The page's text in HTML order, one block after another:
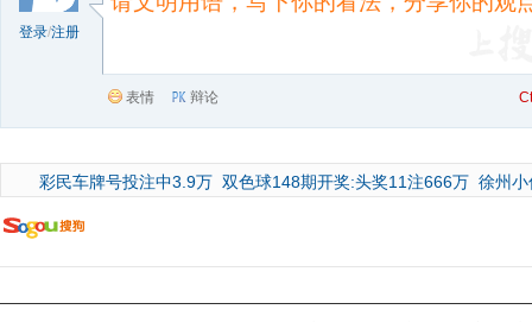
登录/注册
表情 辩论
彩民车牌号投注中3.9万 双色球148期开奖:头奖11注666万 徐州